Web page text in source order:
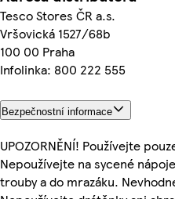
Tesco Stores ČR a.s.
Vršovická 1527/68b
100 00 Praha
Infolinka: 800 222 555
Bezpečnostní informace
UPOZORNĚNÍ! Používejte
Nepoužívejte na sycené
trouby a do mrazáku.